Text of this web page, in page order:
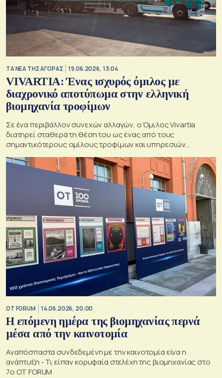
ΤΑ ΝΕΑ ΤΗΣ ΑΓΟΡΑΣ 19.06.2026, 13:04
VIVARTIA: Ένας ισχυρός όμιλος με
διαχρονικό αποτύπωμα στην ελληνική
βιομηχανία τροφίμων
Σε ένα περιβάλλον συνεχών αλλαγών, ο Όμιλος Vivartia
διατηρεί σταθερά τη θέση του ως ένας από τους
σημαντικότερους ομίλους τροφίμων και υπηρεσιών
εστίασης στην Ελλάδα και τη Νοτιοανατολική Ευρώπη
OT FORUM 14.06.2026, 20:00
Η επόμενη ημέρα της βιομηχανίας περνά
μέσα από την καινοτομία
Αναπόσπαστα συνδεδεμένη με την καινοτομία είνα η
ανάπτυξη - Τι είπαν κορυφαία στελέχη της βιομηχανίας στο
7ο OT FORUM